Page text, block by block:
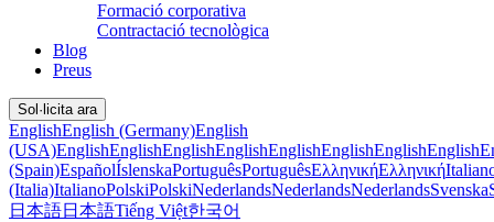
Formació corporativa
Contractació tecnològica
Blog
Preus
Sol·licita ara
EnglishEnglish (Germany)English
(USA)EnglishEnglishEnglishEnglishEnglishEnglishEnglishEnglish
(Spain)EspañolÍslenskaPortuguêsPortuguêsΕλληνικήΕλληνική
(Italia)ItalianoPolskiPolskiNederlandsNederlandsNederlandsSvenska
日本語日本語Tiếng Việt한국어